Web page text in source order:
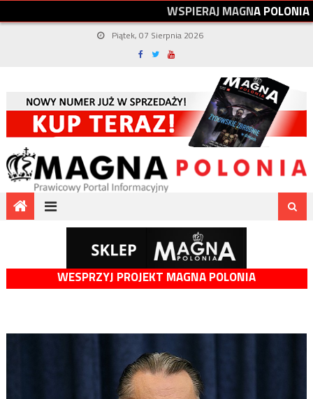
WSPIERAJMAGNAPOLONIA
Piątek, 07 Sierpnia 2026
WESPRZYJ PROJEKT MAGNA POLONIA